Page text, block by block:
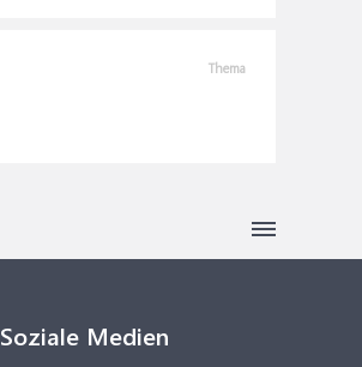
Thema
Soziale Medien